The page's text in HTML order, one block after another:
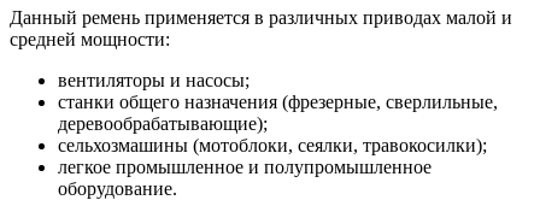
Данный ремень применяется в различных приводах малой и
средней мощности:
вентиляторы и насосы;
станки общего назначения (фрезерные, сверлильные,
деревообрабатывающие);
сельхозмашины (мотоблоки, сеялки, травокосилки);
легкое промышленное и полупромышленное
оборудование.